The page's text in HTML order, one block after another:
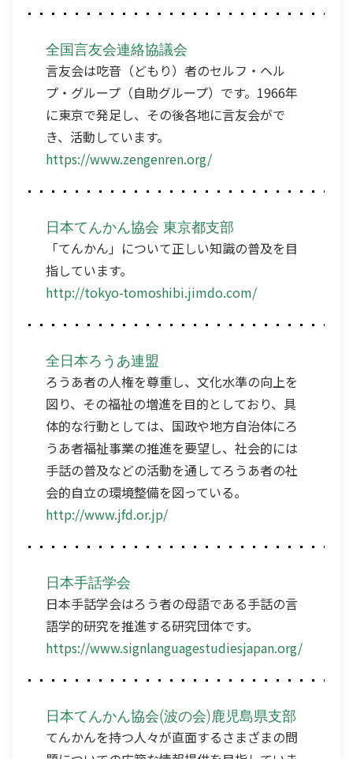
全国言友会連絡協議会
言友会は吃音（どもり）者のセルフ・ヘル
プ・グループ（自助グループ）です。1966年
に東京で発足し、その後各地に言友会がで
き、活動しています。
https://www.zengenren.org/
日本てんかん協会 東京都支部
「てんかん」について正しい知識の普及を目
指しています。
http://tokyo-tomoshibi.jimdo.com/
全日本ろうあ連盟
ろうあ者の人権を尊重し、文化水準の向上を
図り、その福祉の増進を目的としており、具
体的な行動としては、国政や地方自治体にろ
うあ者福祉事業の推進を要望し、社会的には
手話の普及などの活動を通してろうあ者の社
会的自立の環境整備を図っている。
http://www.jfd.or.jp/
日本手話学会
日本手話学会はろう者の母語である手話の言
語学的研究を推進する研究団体です。
https://www.signlanguagestudiesjapan.org/
日本てんかん協会(波の会)鹿児島県支部
てんかんを持つ人々が直面するさまざまの問